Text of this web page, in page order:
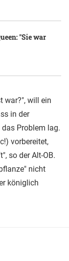
"Sie war
war?", will ein
in der
Problem lag.
vorbereitet,
so der Alt-OB.
nicht
königlich